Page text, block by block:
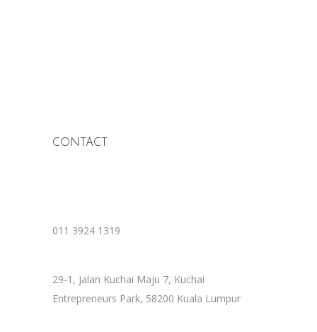
CONTACT
011 3924 1319
29-1, Jalan Kuchai Maju 7, Kuchai
Entrepreneurs Park, 58200 Kuala Lumpur